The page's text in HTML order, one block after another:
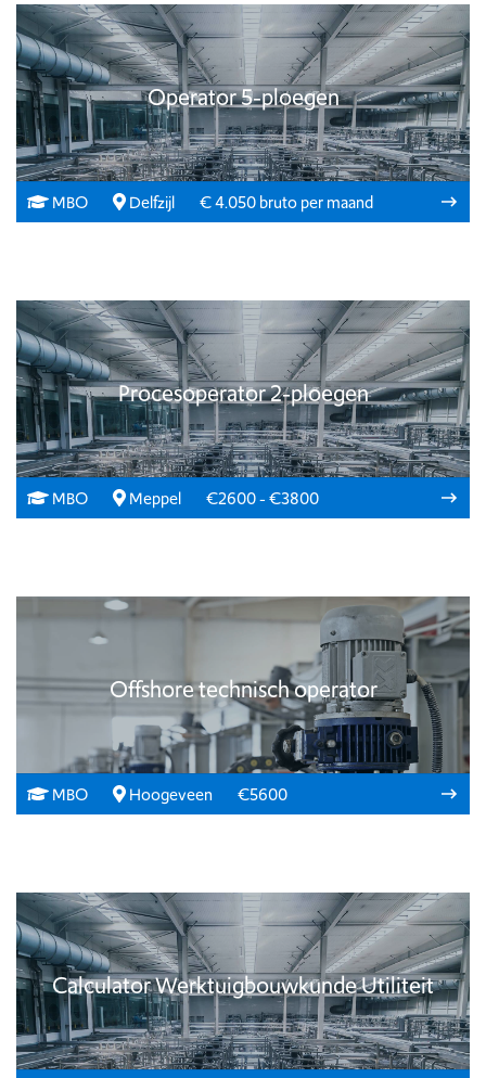
Operator 5-ploegen
MBO Delfzijl € 4.050 bruto per maand
Procesoperator 2-ploegen
MBO Meppel €2600 - €3800
Offshore technisch operator
MBO Hoogeveen €5600
Calculator Werktuigbouwkunde Utiliteit